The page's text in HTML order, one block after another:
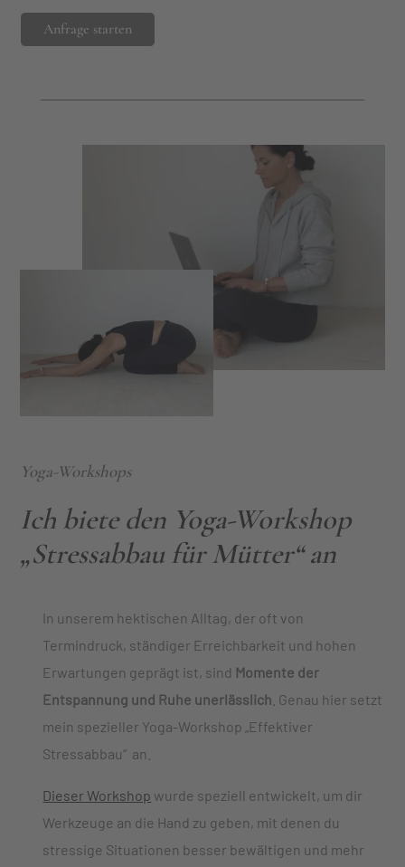
Anfrage starten
Yoga-Workshops
Ich biete den Yoga-Workshop
„Stressabbau für Mütter“ an
In unserem hektischen Alltag, der oft von
Termindruck, ständiger Erreichbarkeit und hohen
Erwartungen geprägt ist, sind Momente der
Entspannung und Ruhe unerlässlich . Genau hier setzt
mein spezieller Yoga-Workshop „Effektiver
Stressabbau“ an.
Dieser Workshop wurde speziell entwickelt, um dir
Werkzeuge an die Hand zu geben, mit denen du
stressige Situationen besser bewältigen und mehr